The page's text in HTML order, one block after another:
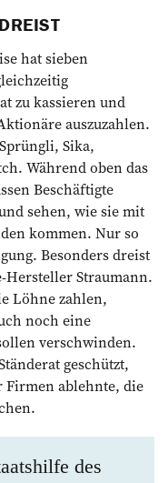
hat sieben
zu kassieren und
auszuzahlen.
Sika,
Während oben das
Beschäftigte
sehen, wie sie mit
kommen. Nur so
Besonders dreist
Hersteller Straumann.
Löhne zahlen,
noch eine
verschwinden.
geschützt,
ablehnte, die
des